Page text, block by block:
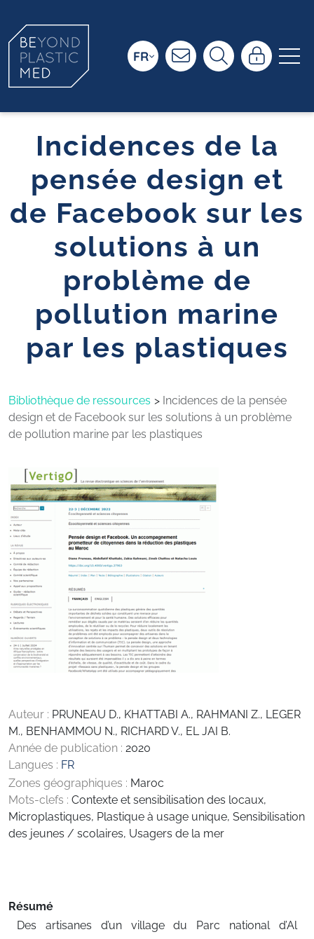
FR
Incidences de la
pensée design et
de Facebook sur les
solutions à un
problème de
pollution marine
par les plastiques
Bibliothèque de ressources
Incidences de la pensée
design et de Facebook sur les solutions à un problème
de pollution marine par les plastiques
Auteur : PRUNEAU D., KHATTABI A., RAHMANI Z., LEGER
M., BENHAMMOU N., RICHARD V., EL JAI B.
Année de publication : 2020
Langues : FR
Zones géographiques : Maroc
Mots-clefs : Contexte et sensibilisation des locaux,
Microplastiques, Plastique à usage unique, Sensibilisation
des jeunes / scolaires, Usagers de la mer
Résumé
Des artisanes d’un village du Parc national d’Al